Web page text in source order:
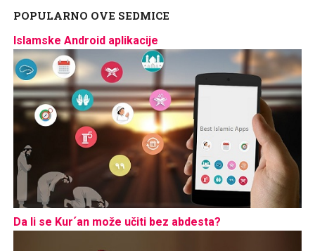
POPULARNO OVE SEDMICE
Islamske Android aplikacije
Da li se Kur´an može učiti bez abdesta?